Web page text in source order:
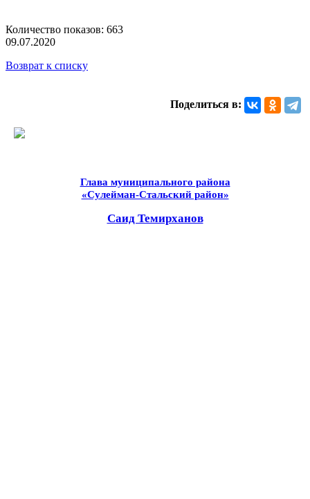
Количество показов: 663
09.07.2020
Возврат к списку
Поделиться в:
Глава муниципального района
«Сулейман-Стальский район»
Саид Темирханов